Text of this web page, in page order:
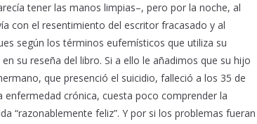
tener las manos limpias–, pero por la noche, al
con el resentimiento del escritor fracasado y al
según los términos eufemísticos que utiliza su
su reseña del libro. Si a ello le añadimos que su hijo
que presenció el suicidio, falleció a los 35 de
crónica, cuesta poco comprender la
“razonablemente feliz”. Y por si los problemas fueran